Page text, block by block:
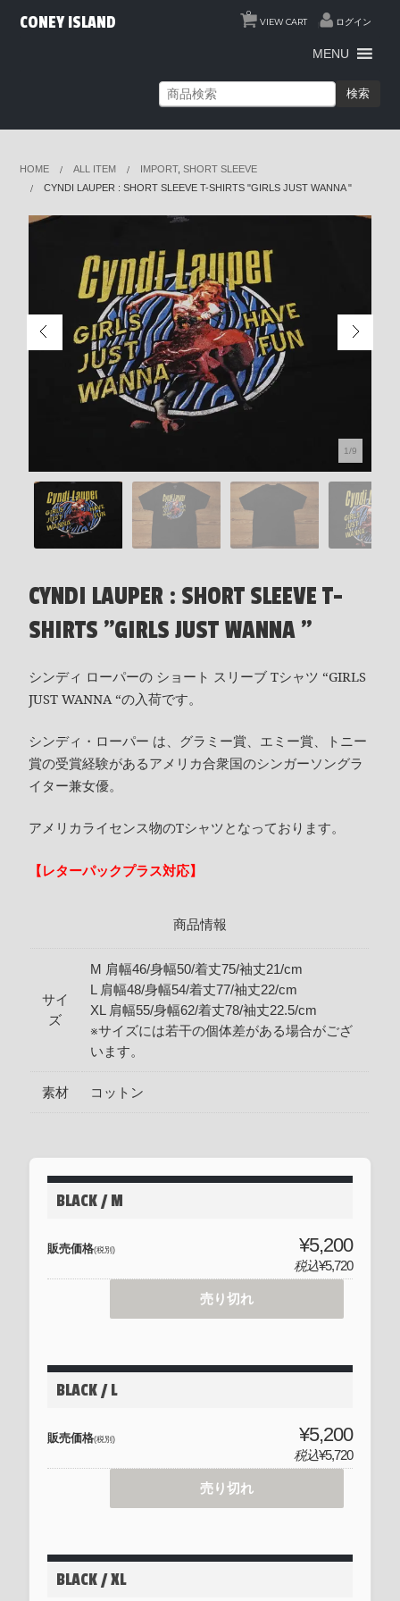
VIEW CART
0
ログイン
CONEY ISLAND
MENU
検索
HOME ALL ITEM IMPORT,SHORT SLEEVE
CYNDI LAUPER : SHORT SLEEVE T-SHIRTS "GIRLS JUST WANNA "
1/9
CYNDI LAUPER : SHORT SLEEVE T-
SHIRTS "GIRLS JUST WANNA "
シンディ ローパーの ショート スリーブ Tシャツ “GIRLS
JUST WANNA “の入荷です。
シンディ・ローパー は、グラミー賞、エミー賞、トニー
賞の受賞経験があるアメリカ合衆国のシンガーソングラ
イター兼女優。
アメリカライセンス物のTシャツとなっております。
【レターパックプラス対応】
商品情報
サイ
ズ
M 肩幅46/身幅50/着丈75/袖丈21/cm
L 肩幅48/身幅54/着丈77/袖丈22/cm
XL 肩幅55/身幅62/着丈78/袖丈22.5/cm
※サイズには若干の個体差がある場合がござ
います。
素材 コットン
BLACK / M
販売価格(税別) ¥5,200
税込¥5,720
売り切れ
BLACK / L
販売価格(税別) ¥5,200
税込¥5,720
売り切れ
BLACK / XL